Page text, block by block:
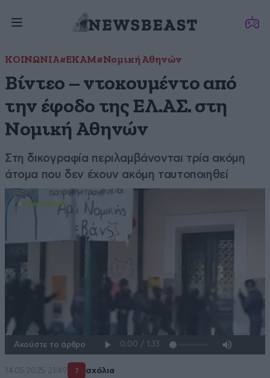
ΚΟΙΝΩΝΙΑ#ΕΚΑΜ#Νομική Αθηνών
Βίντεο – ντοκουμέντο από
την έφοδο της ΕΛ.ΑΣ. στη
Νομική Αθηνών
Στη δικογραφία περιλαμβάνονται τρία ακόμη
άτομα που δεν έχουν ακόμη ταυτοποιηθεί
Ακούστε το άρθρο
14·05·2025 21:49 7 σχόλια